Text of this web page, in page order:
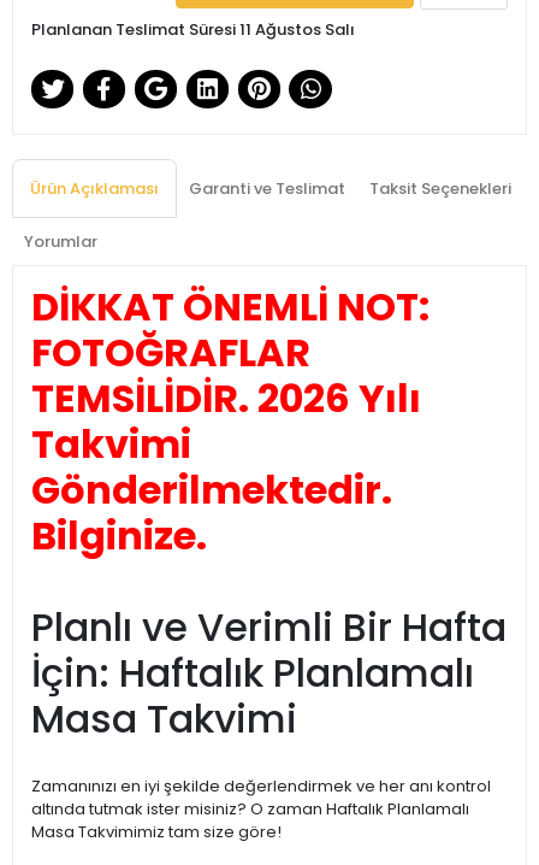
Planlanan Teslimat Süresi 11 Ağustos Salı
Ürün Açıklaması Garanti ve Teslimat Taksit Seçenekleri
Yorumlar
DİKKAT ÖNEMLİ NOT:
FOTOĞRAFLAR
TEMSİLİDİR. 2026 Yılı
Takvimi
Gönderilmektedir.
Bilginize.
Planlı ve Verimli Bir Hafta
İçin: Haftalık Planlamalı
Masa Takvimi
Zamanınızı en iyi şekilde değerlendirmek ve her anı kontrol
altında tutmak ister misiniz? O zaman Haftalık Planlamalı
Masa Takvimimiz tam size göre!